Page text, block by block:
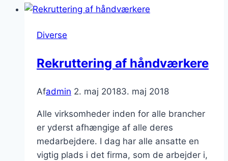
transport
Diverse
Rekruttering af håndværkere
Afadmin 2. maj 20183. maj 2018
Alle virksomheder inden for alle brancher
er yderst afhængige af alle deres
medarbejdere. I dag har alle ansatte en
vigtig plads i det firma, som de arbejder i,